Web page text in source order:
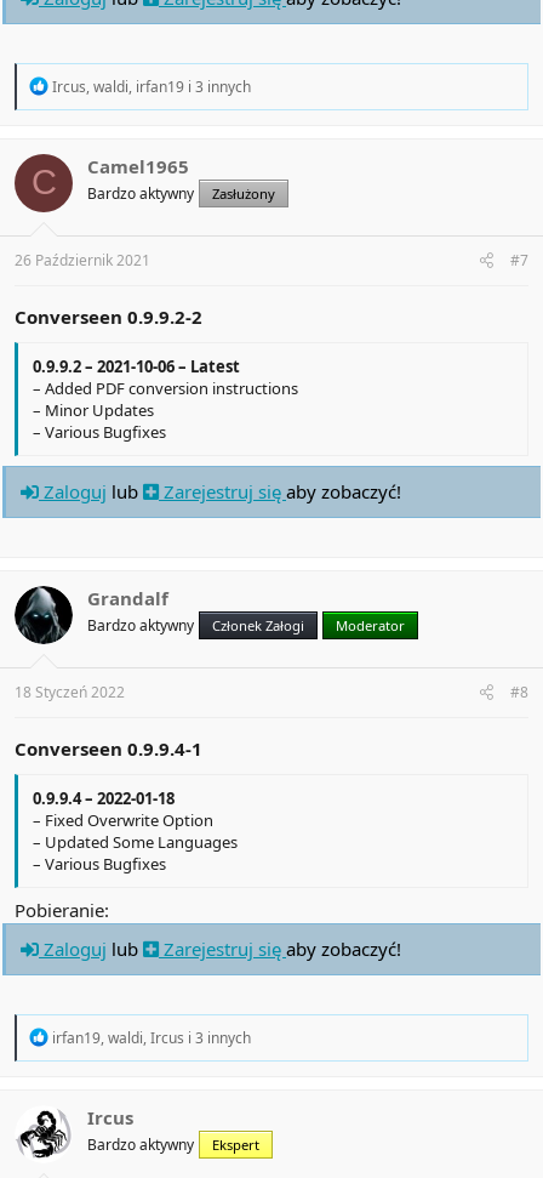
R
t
i
s
:
Ircus,waldi, irfan19 i 3 innych
C Camel1965
Bardzo aktywny Zasłużony
26 Październik 2021 #7
Converseen 0.9.9.2-2
0.9.9.2 – 2021-10-06 – Latest
– Added PDF conversion instructions
– Minor Updates
– Various Bugfixes
Zaloguj lub Zarejestruj się aby zobaczyć!
Grandalf
Bardzo aktywny Członek Załogi Moderator
18 Styczeń 2022 #8
Converseen 0.9.9.4-1
0.9.9.4 – 2022-01-18
– Fixed Overwrite Option
– Updated Some Languages
– Various Bugfixes
Pobieranie:
Zaloguj lub Zarejestruj się aby zobaczyć!
R
t
i
o
irfan19,waldi,Ircus i 3 innych
Ircus
Bardzo aktywny Ekspert